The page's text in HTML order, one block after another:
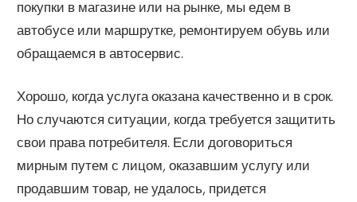
покупки в магазине или на рынке, мы едем в
автобусе или маршрутке, ремонтируем обувь или
обращаемся в автосервис.
Хорошо, когда услуга оказана качественно и в срок.
Но случаются ситуации, когда требуется защитить
свои права потребителя. Если договориться
мирным путем с лицом, оказавшим услугу или
продавшим товар, не удалось, придется